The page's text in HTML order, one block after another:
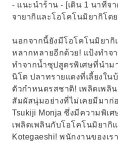
- แนะนำร้าน - [เดิน 1 นาที
จายากิและโอโคโนมิยากิโดย
นอกจากนี้ยังมีโอโคโนมิยากิ
หลากหลายอีกด้วย! แป้งทำจ
ทำจากน้ำซุปสูตรพิเศษที่นำม
นิโต ปลาทรายแดงที่เลี้ยงใน
ตัวกำหนดรสชาติ! เพลิดเพลิ
สัมผัสนุ่มอย่างที่ไม่เคยมีมาก่
Tsukiji Monja ซึ่งมีความพิเ
เพลิดเพลินกับโอโคโนมิยากิ
Kotegaeshi! พนักงานของเ